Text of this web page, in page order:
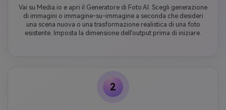
Vai su Media.io e apri il Generatore di Foto AI. Scegli generazione
di immagini o immagine-su-immagine a seconda che desideri
una scena nuova o una trasformazione realistica di una foto
esistente. Imposta la dimensione dell'output prima di iniziare.
2